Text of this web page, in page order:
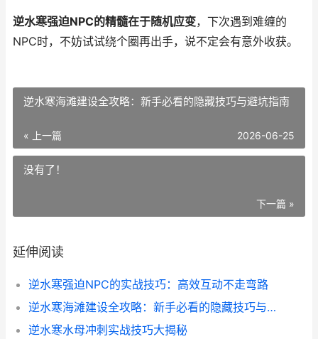
逆水寒强迫NPC的精髓在于随机应变，下次遇到难缠的
NPC时，不妨试试绕个圈再出手，说不定会有意外收获。
逆水寒海滩建设全攻略：新手必看的隐藏技巧与避坑指南
« 上一篇 2026-06-25
没有了！
下一篇 »
延伸阅读
逆水寒强迫NPC的实战技巧：高效互动不走弯路
逆水寒海滩建设全攻略：新手必看的隐藏技巧与避坑指南
逆水寒水母冲刺实战技巧大揭秘